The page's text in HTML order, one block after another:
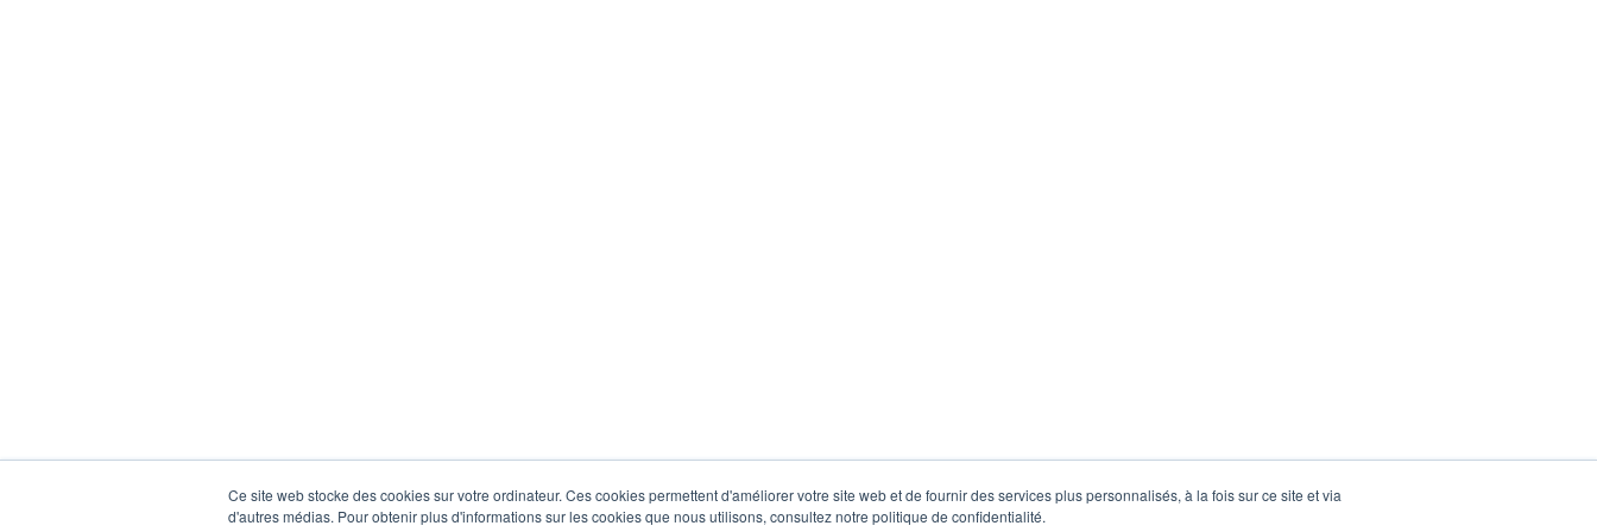
Ce site web stocke des cookies sur votre ordinateur. Ces cookies permettent d'améliorer votre site web et de fournir des services plus personnalisés, à la fois sur ce site et via
d'autres médias. Pour obtenir plus d'informations sur les cookies que nous utilisons, consultez notre politique de confidentialité.